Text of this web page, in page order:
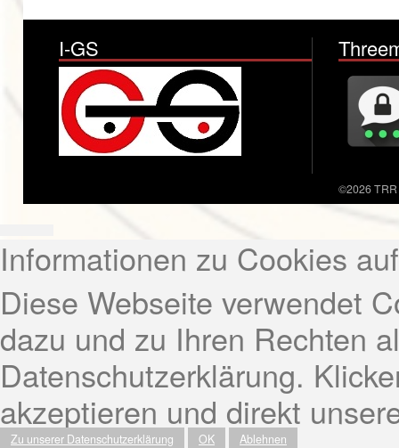
I-GS
©2026 TRR
Informationen zu Cookies
Diese Webseite verwendet
dazu und zu Ihren Rechten
Datenschutzerklärung.
akzeptieren und direkt
Zu unserer Datenschutzerklärung OK Ablehnen